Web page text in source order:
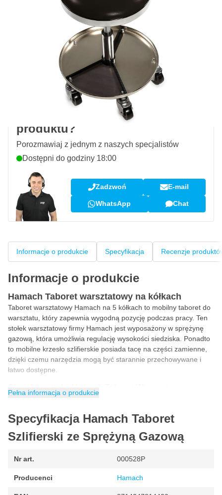
Dodaj do koszyka
Zamów przed 23:59,
wysyłka jutro
Darmowa dostawa
od 435,- zł
na zwrot i wymianę
Opinie klientów:4,58/5 (7 078 recenzji)
Pytanie dotyczące tego
produktu?
Porozmawiaj z jednym z naszych specjalistów
Dostępni do godziny 18:00
Zadzwoń E-mail
WhatsApp Chat
Informacje o produkcie Specyfikacja Recenzje
Informacje o produkcie
Hamach Taboret warsztatowy na kółkach
Taboret warsztatowy Hamach na 5 kółkach to mobilny taboret do
warsztatu, który zapewnia wygodną pozycję podczas pracy. Ten
stołek warsztatowy firmy Hamach jest wyposażony w sprężynę
gazową, która umożliwia regulację wysokości siedziska. Ponadto
to mobilne krzesło szlifierskie posiada tacę na części zamienne,
dzięki czemu narzędzia mogą być starannie przechowywane i
łatwo dostępne.
Dodatkowa tacka na narzędzia
Wysoka mobilność i stabilność dzięki 5 x 3-calowym kółkom
Pełna informacja o produkcie
Specyfikacja Hamach Taboret
Szlifierski ze Sprężyną Gazową
Nr art. 000528P
Producenci Hamach